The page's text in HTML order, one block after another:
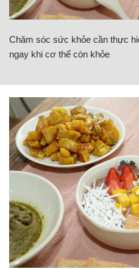
Chăm sóc sức khỏe cần thực
ngay khi cơ thể còn khỏe